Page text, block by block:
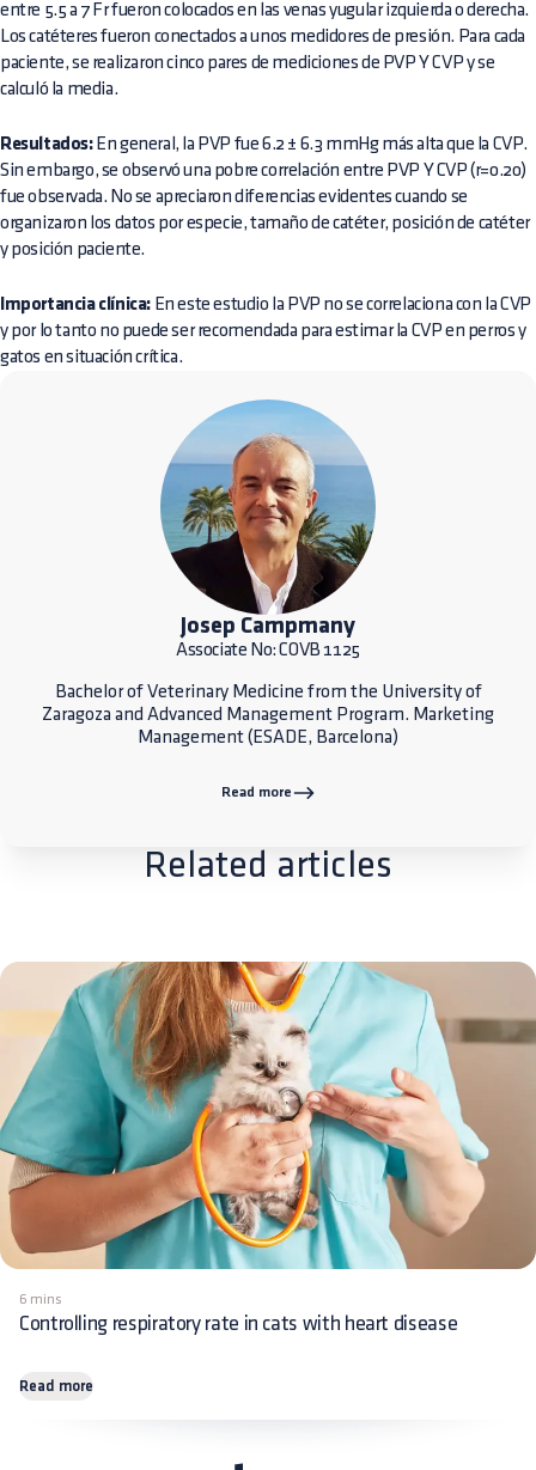
entre 5.5 a 7 Fr fueron colocados en las venas yugular izquierda o derecha.
Los catéteres fueron conectados a unos medidores de presión. Para cada
paciente, se realizaron cinco pares de mediciones de PVP Y CVP y se
calculó la media.
Resultados:En general, la PVP fue 6.2 ± 6.3 mmHg más alta que la CVP.
Sin embargo, se observó una pobre correlación entre PVP Y CVP (r=0.20)
fue observada. No se apreciaron diferencias evidentes cuando se
organizaron los datos por especie, tamaño de catéter, posición de catéter
y posición paciente.
Importancia clínica: En este estudio la PVP no se correlaciona con la CVP
y por lo tanto no puede ser recomendada para estimar la CVP en perros y
gatos en situación crítica.
Josep Campmany
Associate No: COVB 1125
Bachelor of Veterinary Medicine from the University of
Zaragoza and Advanced Management Program. Marketing
Management (ESADE, Barcelona)
Read more
Related articles
6 mins
Controlling respiratory rate in cats with heart disease
Read more